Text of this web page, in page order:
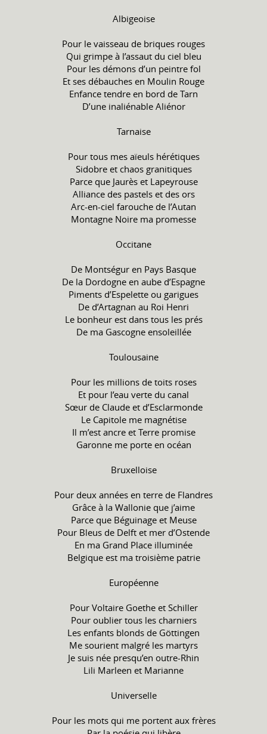
Albigeoise
Pour le vaisseau de briques rouges
Qui grimpe à l’assaut du ciel bleu
Pour les démons d’un peintre fol
Et ses débauches en Moulin Rouge
Enfance tendre en bord de Tarn
D’une inaliénable Aliénor
Tarnaise
Pour tous mes aïeuls hérétiques
Sidobre et chaos granitiques
Parce que Jaurès et Lapeyrouse
Alliance des pastels et des ors
Arc-en-ciel farouche de l’Autan
Montagne Noire ma promesse
Occitane
De Montségur en Pays Basque
De la Dordogne en aube d’Espagne
Piments d’Espelette ou garigues
De d’Artagnan au Roi Henri
Le bonheur est dans tous les prés
De ma Gascogne ensoleillée
Toulousaine
Pour les millions de toits roses
Et pour l’eau verte du canal
Sœur de Claude et d’Esclarmonde
Le Capitole me magnétise
Il m’est ancre et Terre promise
Garonne me porte en océan
Bruxelloise
Pour deux années en terre de Flandres
Grâce à la Wallonie que j’aime
Parce que Béguinage et Meuse
Pour Bleus de Delft et mer d’Ostende
En ma Grand Place illuminée
Belgique est ma troisième patrie
Européenne
Pour Voltaire Goethe et Schiller
Pour oublier tous les charniers
Les enfants blonds de Göttingen
Me sourient malgré les martyrs
Je suis née presqu’en outre-Rhin
Lili Marleen et Marianne
Universelle
Pour les mots qui me portent aux frères